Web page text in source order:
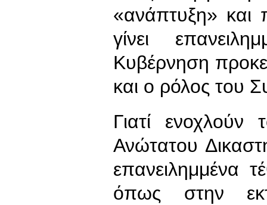
«ανάπτυξη» και
γίνει
Κυβέρνηση
και ο ρόλος του
Γιατί
Ανώτατου
επανειλημμένα
όπως στην